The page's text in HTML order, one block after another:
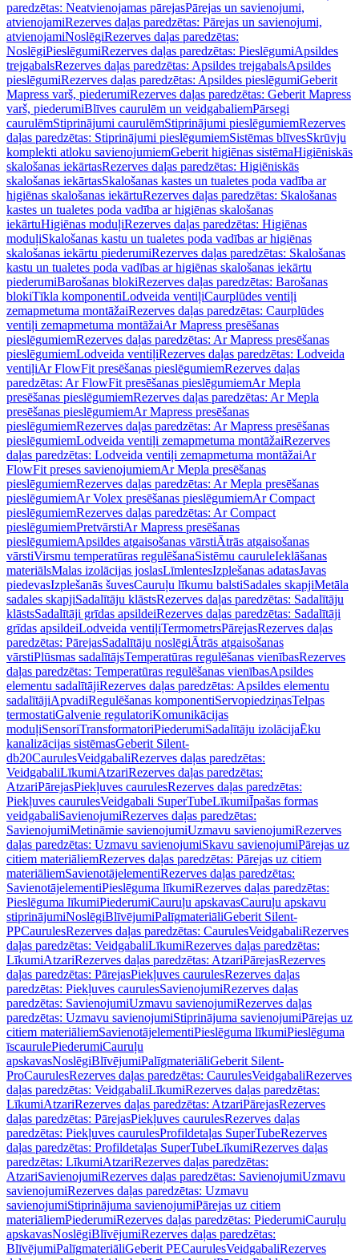
paredzētas: Neatvienojamas pārejasPārejas un savienojumi,
atvienojamiRezerves daļas paredzētas: Pārejas un savienojumi,
atvienojamiNoslēgiRezerves daļas paredzētas:
NoslēgiPieslēgumiRezerves daļas paredzētas: PieslēgumiApsildes
trejgabalsRezerves daļas paredzētas: Apsildes trejgabalsApsildes
pieslēgumiRezerves daļas paredzētas: Apsildes pieslēgumiGeberit
Mapress varš, piederumiRezerves daļas paredzētas: Geberit Mapress
varš, piederumiBlīves caurulēm un veidgabaliemPārsegi
caurulēmStiprinājumi caurulēmStiprinājumi pieslēgumiemRezerves
daļas paredzētas: Stiprinājumi pieslēgumiemSistēmas blīvesSkrūvju
komplekti atloku savienojumiemGeberit higiēnas sistēmaHigiēniskās
skalošanas iekārtasRezerves daļas paredzētas: Higiēniskās
skalošanas iekārtasSkalošanas kastes un tualetes poda vadība ar
higiēnas skalošanas iekārtuRezerves daļas paredzētas: Skalošanas
kastes un tualetes poda vadība ar higiēnas skalošanas
iekārtuHigiēnas moduļiRezerves daļas paredzētas: Higiēnas
moduļiSkalošanas kastu un tualetes poda vadības ar higiēnas
skalošanas iekārtu piederumiRezerves daļas paredzētas: Skalošanas
kastu un tualetes poda vadības ar higiēnas skalošanas iekārtu
piederumiBarošanas blokiRezerves daļas paredzētas: Barošanas
blokiTīkla komponentiLodveida ventiļiCaurplūdes ventiļi
zemapmetuma montāžaiRezerves daļas paredzētas: Caurplūdes
ventiļi zemapmetuma montāžaiAr Mapress presēšanas
pieslēgumiemRezerves daļas paredzētas: Ar Mapress presēšanas
pieslēgumiemLodveida ventiļiRezerves daļas paredzētas: Lodveida
ventiļiAr FlowFit presēšanas pieslēgumiemRezerves daļas
paredzētas: Ar FlowFit presēšanas pieslēgumiemAr Mepla
presēšanas pieslēgumiemRezerves daļas paredzētas: Ar Mepla
presēšanas pieslēgumiemAr Mapress presēšanas
pieslēgumiemRezerves daļas paredzētas: Ar Mapress presēšanas
pieslēgumiemLodveida ventiļi zemapmetuma montāžaiRezerves
daļas paredzētas: Lodveida ventiļi zemapmetuma montāžaiAr
FlowFit preses savienojumiemAr Mepla presēšanas
pieslēgumiemRezerves daļas paredzētas: Ar Mepla presēšanas
pieslēgumiemAr Volex presēšanas pieslēgumiemAr Compact
pieslēgumiemRezerves daļas paredzētas: Ar Compact
pieslēgumiemPretvārstiAr Mapress presēšanas
pieslēgumiemApsildes atgaisošanas vārstiĀtrās atgaisošanas
vārstiVirsmu temperatūras regulēšanaSistēmu cauruleIeklāšanas
materiālsMalas izolācijas joslasLīmlentesIzplešanas adatasJavas
piedevasIzplešanās šuvesCauruļu līkumu balstiSadales skapjiMetāla
sadales skapjiSadalītāju klāstsRezerves daļas paredzētas: Sadalītāju
klāstsSadalītāji grīdas apsildeiRezerves daļas paredzētas: Sadalītāji
grīdas apsildeiLodveida ventiļiTermometrsPārejasRezerves daļas
paredzētas: PārejasSadalītāju noslēgiĀtrās atgaisošanas
vārstiPlūsmas sadalītājsTemperatūras regulēšanas vienībasRezerves
daļas paredzētas: Temperatūras regulēšanas vienībasApsildes
elementu sadalītājiRezerves daļas paredzētas: Apsildes elementu
sadalītājiApvadiRegulēšanas komponentiServopiedziņasTelpas
termostatiGalvenie regulatoriKomunikācijas
moduļiSensoriTransformatoriPiederumiSadalītāju izolācijaĒku
kanalizācijas sistēmasGeberit Silent-
db20CaurulesVeidgabaliRezerves daļas paredzētas:
VeidgabaliLīkumiAtzariRezerves daļas paredzētas:
AtzariPārejasPiekļuves caurulesRezerves daļas paredzētas:
Piekļuves caurulesVeidgabali SuperTubeLīkumiĪpašas formas
veidgabaliSavienojumiRezerves daļas paredzētas:
SavienojumiMetināmie savienojumiUzmavu savienojumiRezerves
daļas paredzētas: Uzmavu savienojumiSkavu savienojumiPārejas uz
citiem materiāliemRezerves daļas paredzētas: Pārejas uz citiem
materiāliemSavienotājelementiRezerves daļas paredzētas:
SavienotājelementiPieslēguma līkumiRezerves daļas paredzētas:
Pieslēguma līkumiPiederumiCauruļu apskavasCauruļu apskavu
stiprinājumiNoslēgiBlīvējumiPalīgmateriāliGeberit Silent-
PPCaurulesRezerves daļas paredzētas: CaurulesVeidgabaliRezerves
daļas paredzētas: VeidgabaliLīkumiRezerves daļas paredzētas:
LīkumiAtzariRezerves daļas paredzētas: AtzariPārejasRezerves
daļas paredzētas: PārejasPiekļuves caurulesRezerves daļas
paredzētas: Piekļuves caurulesSavienojumiRezerves daļas
paredzētas: SavienojumiUzmavu savienojumiRezerves daļas
paredzētas: Uzmavu savienojumiStiprinājuma savienojumiPārejas uz
citiem materiāliemSavienotājelementiPieslēguma līkumiPieslēguma
īscaurulePiederumiCauruļu
apskavasNoslēgiBlīvējumiPalīgmateriāliGeberit Silent-
ProCaurulesRezerves daļas paredzētas: CaurulesVeidgabaliRezerves
daļas paredzētas: VeidgabaliLīkumiRezerves daļas paredzētas:
LīkumiAtzariRezerves daļas paredzētas: AtzariPārejasRezerves
daļas paredzētas: PārejasPiekļuves caurulesRezerves daļas
paredzētas: Piekļuves caurulesProfildetaļas SuperTubeRezerves
daļas paredzētas: Profildetaļas SuperTubeLīkumiRezerves daļas
paredzētas: LīkumiAtzariRezerves daļas paredzētas:
AtzariSavienojumiRezerves daļas paredzētas: SavienojumiUzmavu
savienojumiRezerves daļas paredzētas: Uzmavu
savienojumiStiprinājuma savienojumiPārejas uz citiem
materiāliemPiederumiRezerves daļas paredzētas: PiederumiCauruļu
apskavasNoslēgiBlīvējumiRezerves daļas paredzētas:
BlīvējumiPalīgmateriāliGeberit PECaurulesVeidgabaliRezerves